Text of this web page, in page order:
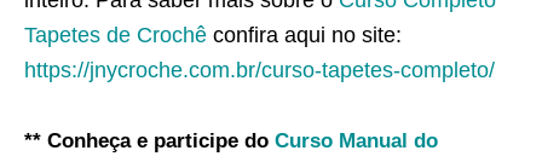
Tapetes de Crochê confira aqui no site:
https://jnycroche.com.br/curso-tapetes-completo/
** Conheça e participe do Curso Manual do